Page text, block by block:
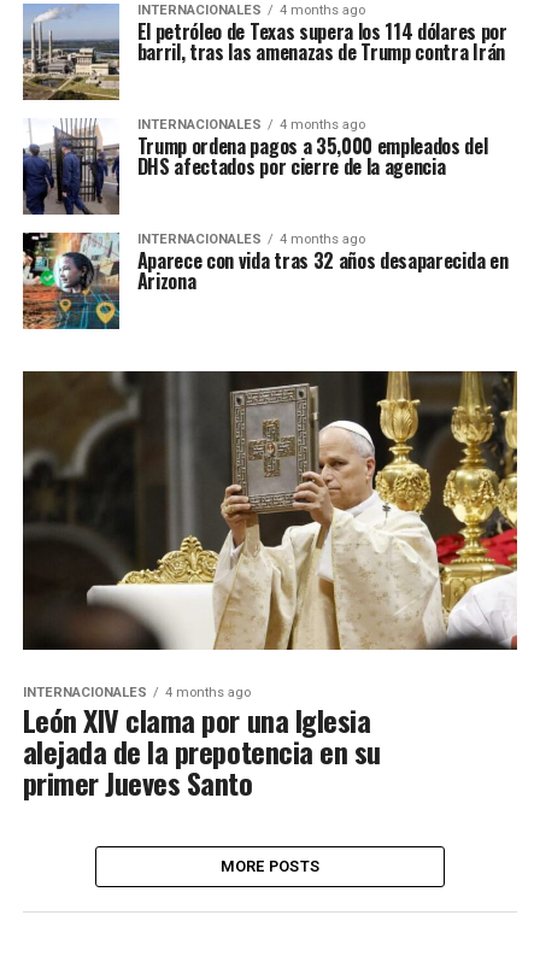
INTERNACIONALES 4 months ago
El petróleo de Texas supera los 114 dólares por
barril, tras las amenazas de Trump contra Irán
INTERNACIONALES 4 months ago
Trump ordena pagos a 35,000 empleados del
DHS afectados por cierre de la agencia
INTERNACIONALES 4 months ago
Aparece con vida tras 32 años desaparecida en
Arizona
INTERNACIONALES 4 months ago
León XIV clama por una Iglesia
alejada de la prepotencia en su
primer Jueves Santo
MORE POSTS